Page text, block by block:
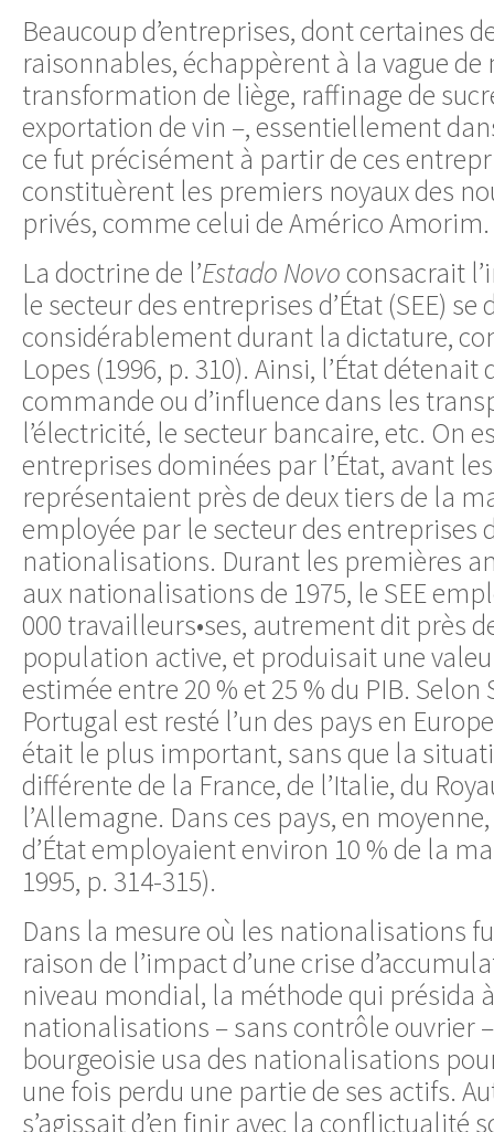
Beaucoup d’entreprises, dont certaines
raisonnables, échappèrent à la vague
transformation de liège, raffinage de
exportation de vin –, essentiellement
ce fut précisément à partir de ces
constituèrent les premiers noyaux des
privés, comme celui de Américo Amorim.
La doctrine de l’Estado Novoconsacrait
le secteur des entreprises d’État (SEE) se
considérablement durant la dictature,
Lopes (1996, p. 310). Ainsi, l’État
commande ou d’influence dans les
l’électricité, le secteur bancaire, etc. On
entreprises dominées par l’État, avant
représentaient près de deux tiers de la
employée par le secteur des entreprises
nationalisations. Durant les premières
aux nationalisations de 1975, le SEE
000 travailleurs•ses, autrement dit près
population active, et produisait une
estimée entre 20 % et 25 % du PIB. Selon
Portugal est resté l’un des pays en
était le plus important, sans que la
différente de la France, de l’Italie, du
l’Allemagne. Dans ces pays, en
d’État employaient environ 10 % de la
1995, p. 314-315).
Dans la mesure où les nationalisations
raison de l’impact d’une crise
niveau mondial, la méthode qui présida
nationalisations – sans contrôle ouvrier
bourgeoisie usa des nationalisations
une fois perdu une partie de ses actifs.
s’agissait d’en finir avec la conflictualité